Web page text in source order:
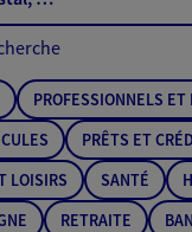
PROFESSIONNELS ET
PRÊTS ET
LOISIRS
SANTÉ
RETRAITE